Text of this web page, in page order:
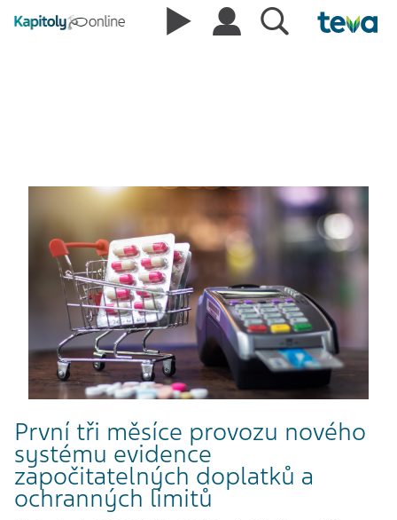
První tři měsíce provozu nového
systému evidence
započitatelných doplatků a
ochranných limitů